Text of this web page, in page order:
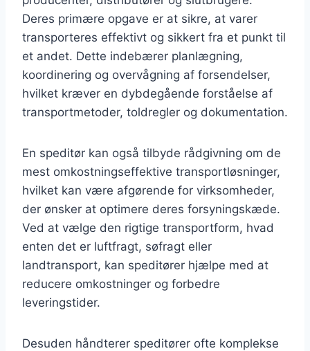
Deres primære opgave er at sikre, at varer
transporteres effektivt og sikkert fra et punkt til
et andet. Dette indebærer planlægning,
koordinering og overvågning af forsendelser,
hvilket kræver en dybdegående forståelse af
transportmetoder, toldregler og dokumentation.
En speditør kan også tilbyde rådgivning om de
mest omkostningseffektive transportløsninger,
hvilket kan være afgørende for virksomheder,
der ønsker at optimere deres forsyningskæde.
Ved at vælge den rigtige transportform, hvad
enten det er luftfragt, søfragt eller
landtransport, kan speditører hjælpe med at
reducere omkostninger og forbedre
leveringstider.
Desuden håndterer speditører ofte komplekse